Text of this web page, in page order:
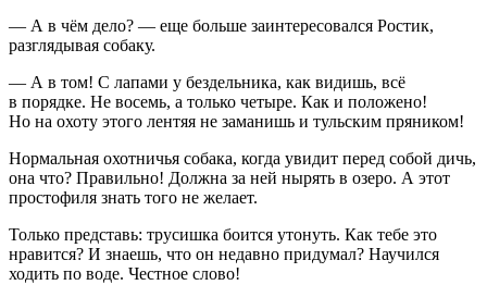
— А в чём дело? — еще больше заинтересовался Ростик,
разглядывая собаку.
— А в том! С лапами у бездельника, как видишь, всё
в порядке. Не восемь, а только четыре. Как и положено!
Но на охоту этого лентяя не заманишь и тульским пряником!
Нормальная охотничья собака, когда увидит перед собой дичь,
она что? Правильно! Должна за ней нырять в озеро. А этот
простофиля знать того не желает.
Только представь: трусишка боится утонуть. Как тебе это
нравится? И знаешь, что он недавно придумал? Научился
ходить по воде. Честное слово!